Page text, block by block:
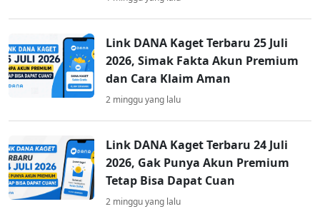
Link DANA Kaget Terbaru 25 Juli
2026, Simak Fakta Akun Premium
dan Cara Klaim Aman
2 minggu yang lalu
Link DANA Kaget Terbaru 24 Juli
2026, Gak Punya Akun Premium
Tetap Bisa Dapat Cuan
2 minggu yang lalu